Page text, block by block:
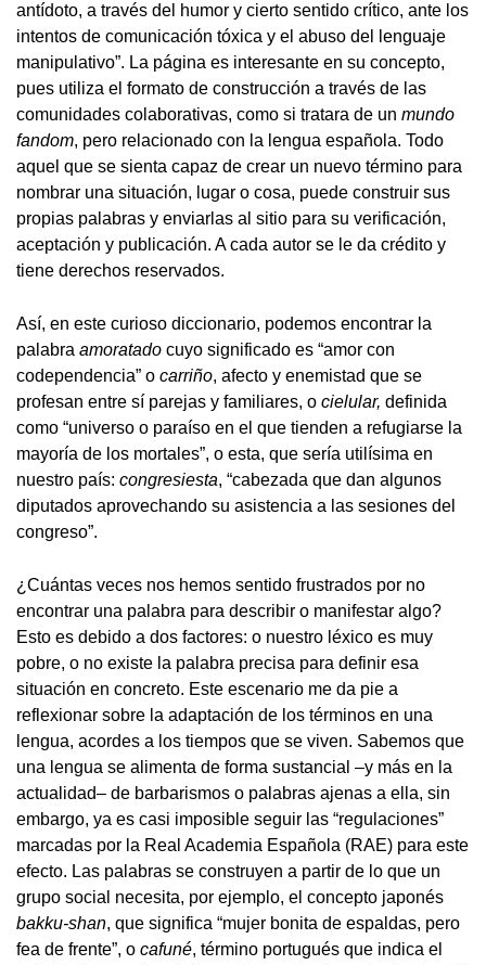
antídoto, a través del humor y cierto sentido crítico, ante los
intentos de comunicación tóxica y el abuso del lenguaje
manipulativo”. La página es interesante en su concepto,
pues utiliza el formato de construcción a través de las
comunidades colaborativas, como si tratara de un mundo
fandom, pero relacionado con la lengua española. Todo
aquel que se sienta capaz de crear un nuevo término para
nombrar una situación, lugar o cosa, puede construir sus
propias palabras y enviarlas al sitio para su verificación,
aceptación y publicación. A cada autor se le da crédito y
tiene derechos reservados.
Así, en este curioso diccionario, podemos encontrar la
palabra amoratado cuyo significado es “amor con
codependencia” o carriño, afecto y enemistad que se
profesan entre sí parejas y familiares, o cielular, definida
como “universo o paraíso en el que tienden a refugiarse la
mayoría de los mortales”, o esta, que sería utilísima en
nuestro país: congresiesta, “cabezada que dan algunos
diputados aprovechando su asistencia a las sesiones del
congreso”.
¿Cuántas veces nos hemos sentido frustrados por no
encontrar una palabra para describir o manifestar algo?
Esto es debido a dos factores: o nuestro léxico es muy
pobre, o no existe la palabra precisa para definir esa
situación en concreto. Este escenario me da pie a
reflexionar sobre la adaptación de los términos en una
lengua, acordes a los tiempos que se viven. Sabemos que
una lengua se alimenta de forma sustancial –y más en la
actualidad– de barbarismos o palabras ajenas a ella, sin
embargo, ya es casi imposible seguir las “regulaciones”
marcadas por la Real Academia Española (RAE) para este
efecto. Las palabras se construyen a partir de lo que un
grupo social necesita, por ejemplo, el concepto japonés
bakku-shan, que significa “mujer bonita de espaldas, pero
fea de frente”, o cafuné, término portugués que indica el